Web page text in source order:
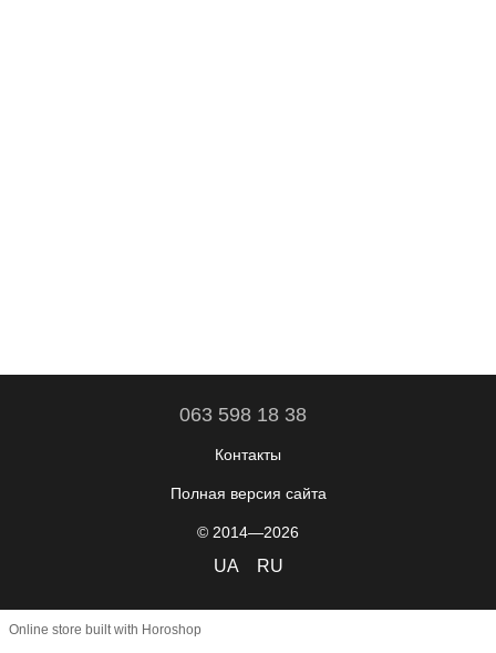
063 598 18 38
Контакты
Полная версия сайта
© 2014—2026
UA RU
Online store built with Horoshop